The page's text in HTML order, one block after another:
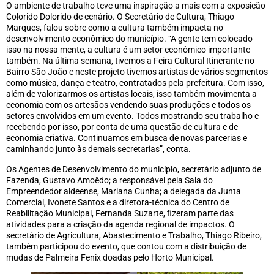
O ambiente de trabalho teve uma inspiração a mais com a exposição
Colorido Dolorido de cenário. O Secretário de Cultura, Thiago
Marques, falou sobre como a cultura também impacta no
desenvolvimento econômico do município. “A gente tem colocado
isso na nossa mente, a cultura é um setor econômico importante
também. Na última semana, tivemos a Feira Cultural Itinerante no
Bairro São João e neste projeto tivemos artistas de vários segmentos
como música, dança e teatro, contratados pela prefeitura. Com isso,
além de valorizarmos os artistas locais, isso também movimenta a
economia com os artesãos vendendo suas produções e todos os
setores envolvidos em um evento. Todos mostrando seu trabalho e
recebendo por isso, por conta de uma questão de cultura e de
economia criativa. Continuamos em busca de novas parcerias e
caminhando junto às demais secretarias”, conta.
Os Agentes de Desenvolvimento do município, secretário adjunto de
Fazenda, Gustavo Amoêdo; a responsável pela Sala do
Empreendedor aldeense, Mariana Cunha; a delegada da Junta
Comercial, Ivonete Santos e a diretora-técnica do Centro de
Reabilitação Municipal, Fernanda Suzarte, fizeram parte das
atividades para a criação da agenda regional de impactos. O
secretário de Agricultura, Abastecimento e Trabalho, Thiago Ribeiro,
também participou do evento, que contou com a distribuição de
mudas de Palmeira Fenix doadas pelo Horto Municipal.